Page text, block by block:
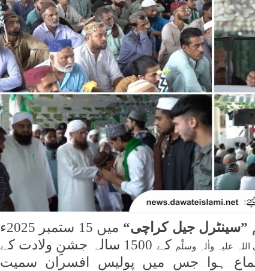
”سینٹرل جیل کراچی“
میں 15 ستمبر 2025ء
علیہ واٰلہٖ وسلَّم
کے 1500 سالہ جشنِ ولادت کے
ہوا جس میں پولیس افسران سمیت